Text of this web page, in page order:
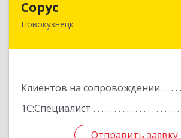
Сорус
Новокузнецк
Клиентов на сопровождении
1С:Специалист
Отправить заявку
654005, Кемеровская
Отправить заявку